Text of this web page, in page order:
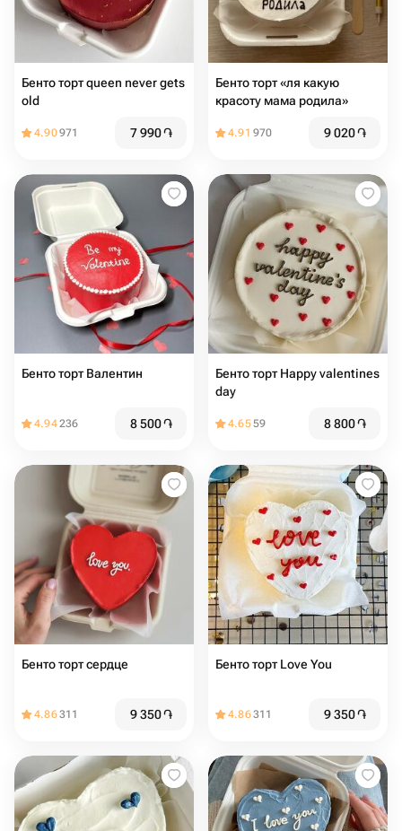
Бенто торт queen never gets
old
4.90971 7 990֏
Бенто торт «ля какую
красоту мама родила»
4.91 970 9 020֏
Бенто торт Валентин
4.94236 8 500֏
Бенто торт Happy valentines
day
4.6559 8 800֏
Бенто торт сердце
4.86311 9 350֏
Бенто торт Love You
4.86311 9 350֏